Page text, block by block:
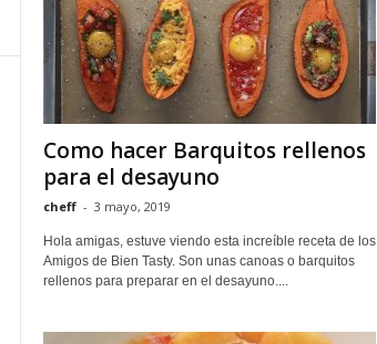
Como hacer Barquitos rellenos
para el desayuno
cheff - 3 mayo, 2019
Hola amigas, estuve viendo esta increíble receta de los
Amigos de Bien Tasty. Son unas canoas o barquitos
rellenos para preparar en el desayuno....